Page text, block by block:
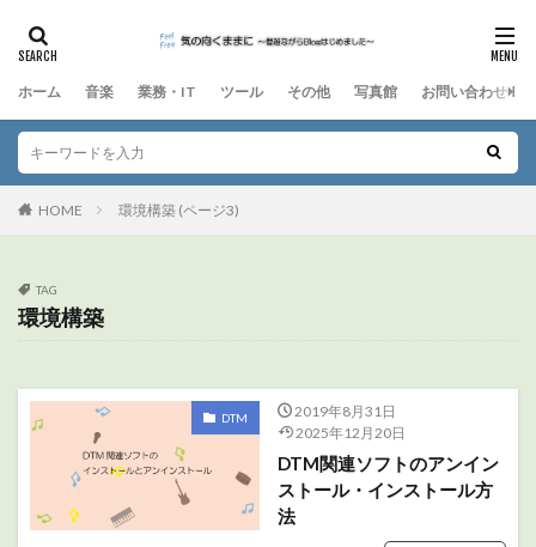
ホーム 音楽 業務・IT ツール その他 写真館 お問い合わせ
HOME 環境構築 (ページ3)
TAG
環境構築
DTM
2019年8月31日
2025年12月20日
DTM関連ソフトのアンイン
ストール・インストール方
法